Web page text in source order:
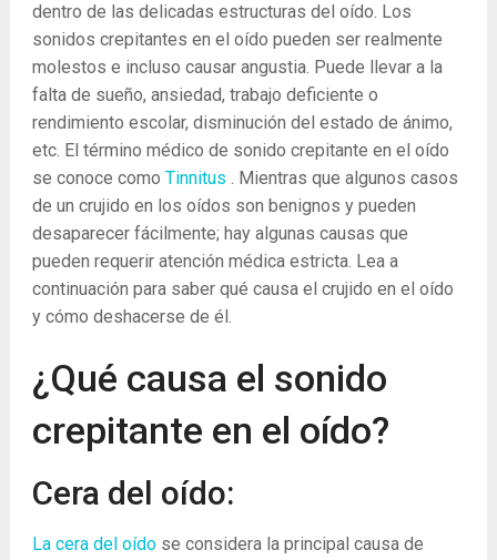
dentro de las delicadas estructuras del oído. Los
sonidos crepitantes en el oído pueden ser realmente
molestos e incluso causar angustia. Puede llevar a la
falta de sueño, ansiedad, trabajo deficiente o
rendimiento escolar, disminución del estado de ánimo,
etc. El término médico de sonido crepitante en el oído
se conoce como Tinnitus . Mientras que algunos casos
de un crujido en los oídos son benignos y pueden
desaparecer fácilmente; hay algunas causas que
pueden requerir atención médica estricta. Lea a
continuación para saber qué causa el crujido en el oído
y cómo deshacerse de él.
¿Qué causa el sonido
crepitante en el oído?
Cera del oído:
La cera del oído se considera la principal causa de